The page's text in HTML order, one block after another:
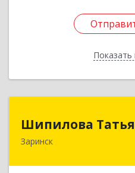
Показать
Шипилова
Заринск
Шипилова